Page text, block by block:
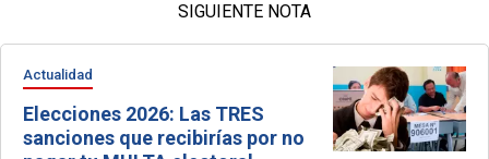
SIGUIENTE NOTA
Actualidad
Elecciones 2026: Las TRES
sanciones que recibirías por no